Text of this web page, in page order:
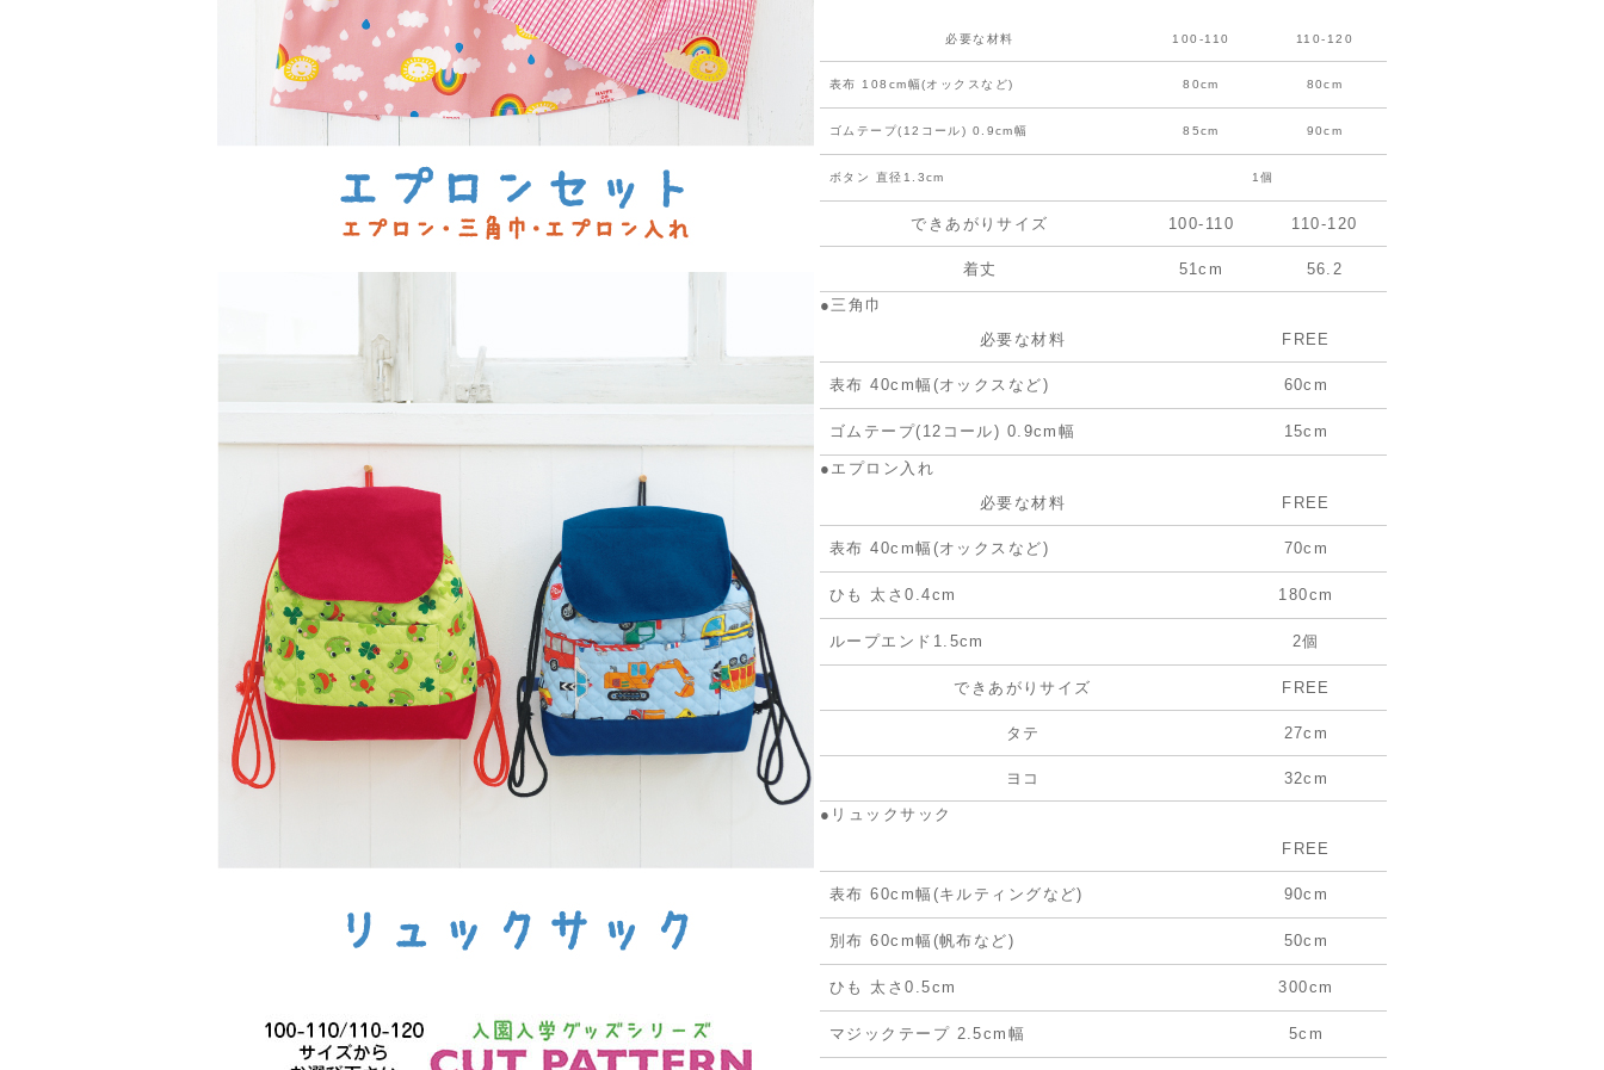
必要な材料 100-110 110-120
表布 108cm幅(オックスなど) 80cm 80cm
ゴムテープ(12コール) 0.9cm幅 85cm 90cm
ボタン 直径1.3cm 1個
できあがりサイズ 100-110 110-120
着丈 51cm
56.2
●三角巾
必要な材料
FREE
表布 40cm幅(オックスなど) 60cm
ゴムテープ(12コール) 0.9cm幅 15cm
●エプロン入れ
必要な材料
FREE
表布 40cm幅(オックスなど) 70cm
ひも 太さ0.4cm 180cm
ループエンド1.5cm 2個
できあがりサイズ FREE
タテ 27cm
ヨコ
32cm
●リュックサック
FREE
表布 60cm幅(キルティングなど) 90cm
別布 60cm幅(帆布など) 50cm
ひも 太さ0.5cm 300cm
マジックテープ 2.5cm幅 5cm